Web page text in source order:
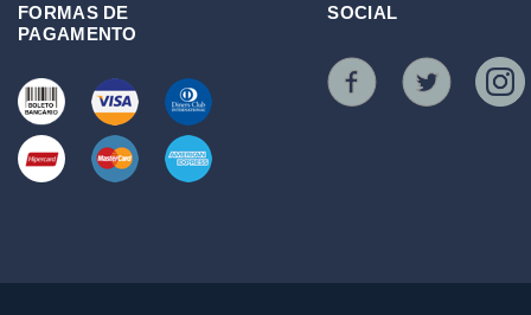
FORMAS DE
PAGAMENTO
SOCIAL